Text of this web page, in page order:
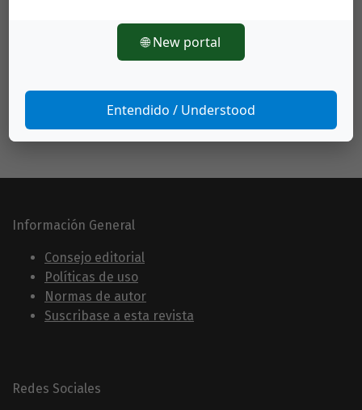
Información General
Consejo editorial
Políticas de uso
Normas de autor
Suscribase a esta revista
Redes Sociales
🌐 New portal
Entendido / Understood